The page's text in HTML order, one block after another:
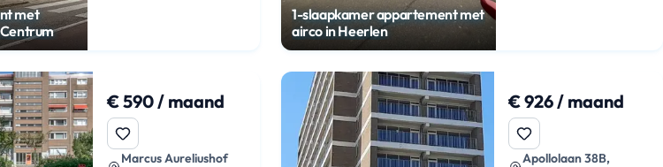
met
1-slaapkamer appartement met
airco in Heerlen
€ 590 / maand
Marcus Aureliushof
€ 926 / maand
Apollolaan 38B,